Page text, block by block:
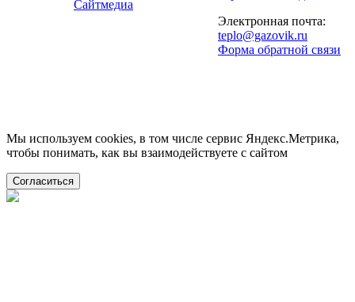
Сайтмедиа
Электронная почта:
teplo@gazovik.ru
Форма обратной связи
Мы используем cookies, в том числе сервис Яндекс.Метрика,
чтобы понимать, как вы взаимодействуете с сайтом
Согласиться